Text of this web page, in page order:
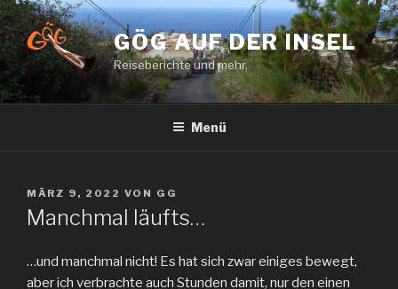
Zum
Inhalt
springen
GÖG AUF DER INSEL
Reiseberichte und mehr.
Menü
VERÖFFENTLICHT
AM
MÄRZ 9, 2022 VON GG
Manchmal läufts…
…und manchmal nicht! Es hat sich zwar einiges bewegt,
aber ich verbrachte auch Stunden damit, nur den einen